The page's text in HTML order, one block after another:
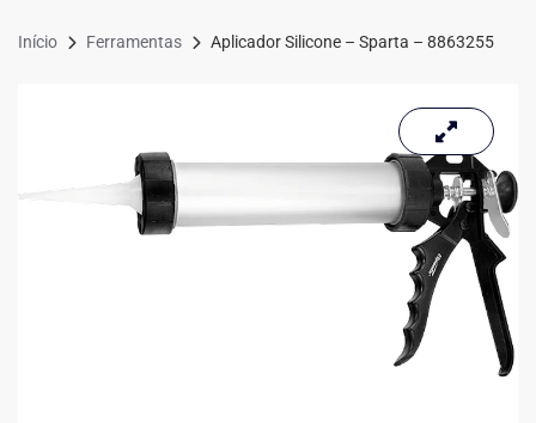
Início Ferramentas Aplicador Silicone – Sparta – 8863255